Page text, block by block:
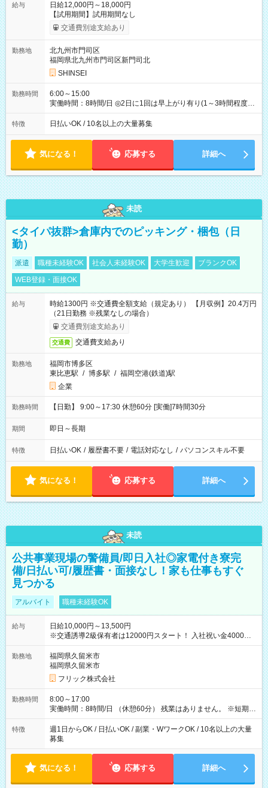
給与
日給12,000円～18,000円
【試用期間】試用期間なし
交通費別途支給あり
勤務地
北九州市門司区
福岡県北九州市門司区新門司北
SHINSEI
勤務時間
6:00～15:00
実働時間：8時間/日 ◎2日に1回は早上がり有り(1～3時間程度)
◎月残業5～10時間程度
特徴 日払いOK / 10名以上の大量募集
気になる！ 応募する 詳細へ
未読
<タイパ抜群>倉庫内でのピッキング・梱包（日
勤）
派遣 職種未経験OK 社会人未経験OK 大学生歓迎
ブランクOK
WEB登録・面接OK
給与
時給1300円 ※交通費全額支給（規定あり） 【月収例】20.4万円
（21日勤務 ※残業なしの場合）
交通費別途支給あり
交通費 交通費支給あり
勤務地
福岡市博多区
東比恵駅 / 博多駅 / 福岡空港(鉄道)駅
企業
勤務時間 【日勤】 9:00～17:30 休憩60分 [実働]7時間30分
期間 即日～長期
特徴 日払いOK / 履歴書不要 / 電話対応なし / パソコンスキル不要
気になる！ 応募する 詳細へ
未読
公共事業現場の警備員/即日入社◎家電付き寮完
備/日払い可/履歴書・面接なし！家も仕事もすぐ
見つかる
アルバイト 職種未経験OK
給与
日給10,000円～13,500円
※交通誘導2級保有者は12000円スタート！ 入社祝い金4000円
【試用期間】試用期間なし
勤務地
福岡県久留米市
福岡県久留米市
フリック株式会社
勤務時間
8:00～17:00
実働時間：8時間/日 （休憩60分） 残業はありません。 ※短期の
募集は行っておりません。予めご了承くださいませ。
特徴
週1日からOK / 日払いOK / 副業・WワークOK / 10名以上の大量
募集
気になる！ 応募する 詳細へ